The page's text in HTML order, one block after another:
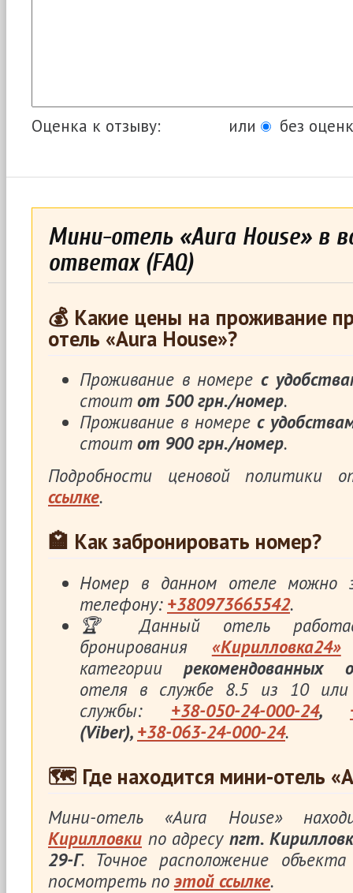
Оценка к отзыву: или без
Мини-отель «Aura House» в
ответах (FAQ)
💰 Какие цены на проживание
отель «Aura House»?
Проживание в номерес
стоит от 500 грн./номер.
Проживание в номере с
стоит от 900 грн./номер.
Подробности ценовой политики
ссылке.
🏩 Как забронировать номер?
Номер в данном отеле можно
телефону: +380973665542.
🏆 Данный отель
бронирования «Кирилловка24»
категориирекомендованных
отеля в службе 8.5 из 10 или
службы: +38-050-24-000-24,
(Viber), +38-063-24-000-24.
🗺 Где находится мини-отель
Мини-отель «Aura House»
Кирилловки по адресу пгт.
29-Г. Точное расположение
посмотреть поэтой ссылке.